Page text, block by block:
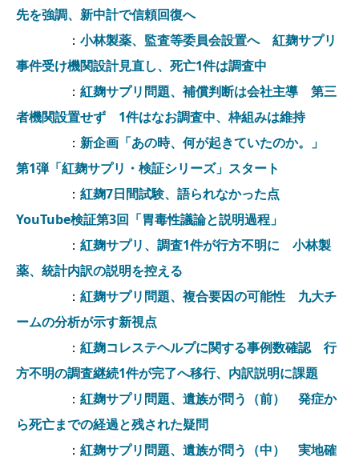
先を強調、新中計で信頼回復へ
： 小林製薬、監査等委員会設置へ 紅麹サプリ
事件受け機関設計見直し、死亡1件は調査中
： 紅麹サプリ問題、補償判断は会社主導 第三
者機関設置せず 1件はなお調査中、枠組みは維持
： 新企画「あの時、何が起きていたのか。」
第1弾「紅麹サプリ・検証シリーズ」スタート
： 紅麹7日間試験、語られなかった点
YouTube検証第3回「胃毒性議論と説明過程」
： 紅麹サプリ、調査1件が行方不明に 小林製
薬、統計内訳の説明を控える
： 紅麹サプリ問題、複合要因の可能性 九大チ
ームの分析が示す新視点
： 紅麹コレステヘルプに関する事例数確認 行
方不明の調査継続1件が完了へ移行、内訳説明に課題
： 紅麹サプリ問題、遺族が問う（前） 発症か
ら死亡までの経過と残された疑問
： 紅麹サプリ問題、遺族が問う（中） 実地確